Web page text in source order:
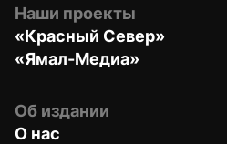
Наши проекты
«Красный Север»
«Ямал-Медиа»
Об издании
О нас